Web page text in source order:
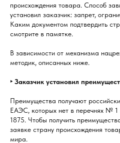
происхождения товара. Способ
установил заказчик: запрет,
Каким документом подтвердить
смотрите в памятке.
В зависимости от механизма
методик, описанных ниже.
‣ Заказчик установил
Преимущества получают
ЕАЭС, которых нет в перечнях №
1875. Чтобы получить
заявке страну происхождения
мира.